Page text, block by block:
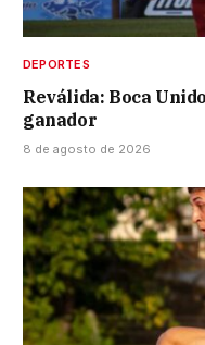
DEPORTES
Reválida: Boca
ganador
8 de agosto de 2026